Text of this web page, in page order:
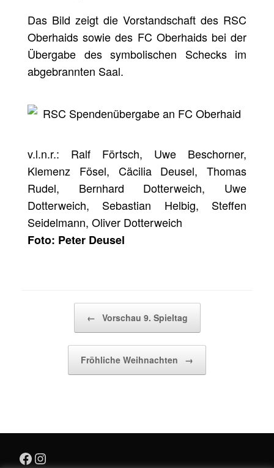
Das Bild zeigt die Vorstandschaft des RSC
Oberhaids sowie des FC Oberhaids bei der
Übergabe des symbolischen Schecks im
abgebrannten Saal.
v.l.n.r.: Ralf Förtsch, Uwe Beschorner,
Klemenz Fösel, Cäcilia Deusel, Thomas
Rudel, Bernhard Dotterweich, Uwe
Dotterweich, Sebastian Helbig, Steffen
Seidelmann, Oliver Dotterweich
Foto: Peter Deusel
← Vorschau 9. Spieltag
Fröhliche Weihnachten →